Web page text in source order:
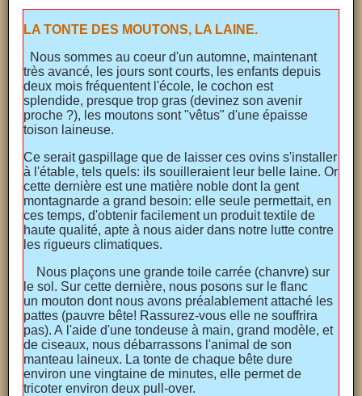
LA TONTE DES MOUTONS, LA LAINE.
Nous sommes au coeur d'un automne, maintenant
très avancé, les jours sont courts, les enfants depuis
deux mois fréquentent l'école, le cochon est
splendide, presque trop gras (devinez son avenir
proche ?), les moutons sont "vêtus" d'une épaisse
toison laineuse.
Ce serait gaspillage que de laisser ces ovins s'installer
à l'étable, tels quels: ils souilleraient leur belle laine. Or
cette dernière est une matière noble dont la gent
montagnarde a grand besoin: elle seule permettait, en
ces temps, d'obtenir facilement un produit textile de
haute qualité, apte à nous aider dans notre lutte contre
les rigueurs climatiques.
Nous plaçons une grande toile carrée (chanvre) sur
le sol. Sur cette dernière, nous posons sur le flanc
un mouton dont nous avons préalablement attaché les
pattes (pauvre bête! Rassurez-vous elle ne souffrira
pas). A l'aide d'une tondeuse à main, grand modèle, et
de ciseaux, nous débarrassons l'animal de son
manteau laineux. La tonte de chaque bête dure
environ une vingtaine de minutes, elle permet de
tricoter environ deux pull-over.